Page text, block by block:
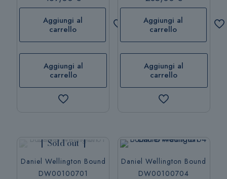
Aggiungi al
carrello
Aggiungi al
carrello
Aggiungi al
carrello
Aggiungi al
carrello
Sold out
Daniel Wellington Bound
DW00100701
Daniel Wellington Bound
DW00100704